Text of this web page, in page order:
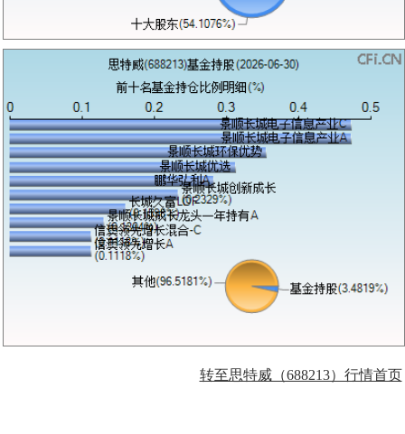
转至思特威（688213）行情首页